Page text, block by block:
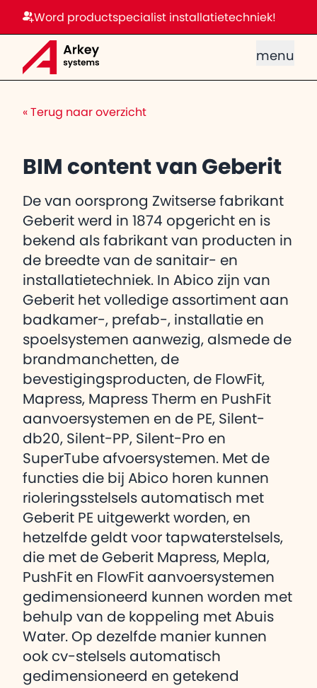
Word productspecialist installatietechniek!
menu
« Terug naar overzicht
BIM content van Geberit
De van oorsprong Zwitserse fabrikant
Geberit werd in 1874 opgericht en is
bekend als fabrikant van producten in
de breedte van de sanitair- en
installatietechniek. In Abico zijn van
Geberit het volledige assortiment aan
badkamer-, prefab-, installatie en
spoelsystemen aanwezig, alsmede de
brandmanchetten, de
bevestigingsproducten, de FlowFit,
Mapress, Mapress Therm en PushFit
aanvoersystemen en de PE, Silent-
db20, Silent-PP, Silent-Pro en
SuperTube afvoersystemen. Met de
functies die bij Abico horen kunnen
rioleringsstelsels automatisch met
Geberit PE uitgewerkt worden, en
hetzelfde geldt voor tapwaterstelsels,
die met de Geberit Mapress, Mepla,
PushFit en FlowFit aanvoersystemen
gedimensioneerd kunnen worden met
behulp van de koppeling met Abuis
Water. Op dezelfde manier kunnen
ook cv-stelsels automatisch
gedimensioneerd en getekend